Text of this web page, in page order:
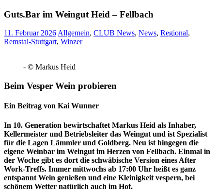
Guts.Bar im Weingut Heid – Fellbach
11. Februar 2026Allgemein, CLUB News, News, Regional,
Remstal-Stuttgart, Winzer
- © Markus Heid
Beim Vesper Wein probieren
Ein Beitrag von Kai Wunner
In 10. Generation bewirtschaftet Markus Heid als Inhaber,
Kellermeister und Betriebsleiter das Weingut und ist Spezialist
für die Lagen Lämmler und Goldberg. Neu ist hingegen die
eigene Weinbar im Weingut im Herzen von Fellbach. Einmal in
der Woche gibt es dort die schwäbische Version eines After
Work-Treffs. Immer mittwochs ab 17:00 Uhr heißt es ganz
entspannt Wein genießen und eine Kleinigkeit vespern, bei
schönem Wetter natürlich auch im Hof.